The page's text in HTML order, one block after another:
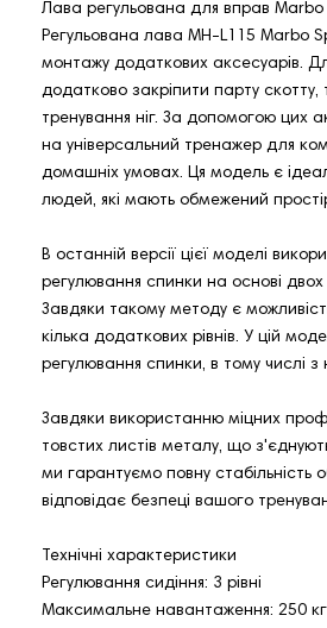
Лава регульована для вправ Marbo
Регульована лава MH-L115 Marbo
монтажу додаткових аксесуарів.
додатково закріпити парту скотту,
тренування ніг. За допомогою цих
на універсальний тренажер для
домашніх умовах. Ця модель є
людей, які мають обмежений
В останній версії цієї моделі
регулювання спинки на основі
Завдяки такому методу є
кілька додаткових рівнів. У цій
регулювання спинки, в тому числі з
Завдяки використанню міцних
товстих листів металу, що
ми гарантуємо повну стабільність
відповідає безпеці вашого
Технічні характеристики
Регулювання сидіння: 3 рівні
Максимальне навантаження: 250 кг